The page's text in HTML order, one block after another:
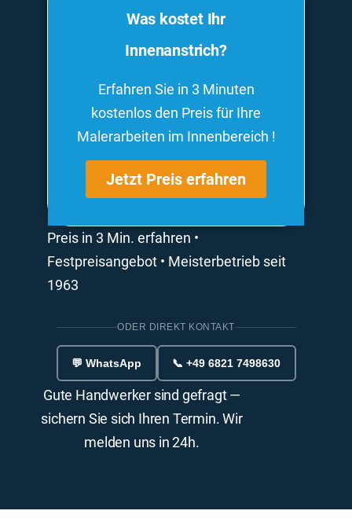
Was kostet Ihr
Innenanstrich?
Erfahren Sie in 3 Minuten
kostenlos den Preis für Ihre
Malerarbeiten im Innenbereich !
Jetzt Preis erfahren
Preis in 3 Min. erfahren •
Festpreisangebot • Meisterbetrieb seit
1963
ODER DIREKT KONTAKT
💬 WhatsApp 📞 +49 6821 7498630
Gute Handwerker sind gefragt —
sichern Sie sich Ihren Termin. Wir
melden uns in 24h.